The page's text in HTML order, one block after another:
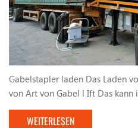
Gabelstapler laden Das Laden
von Art von Gabel l Ift Das
betrieben werden. Sein
der zulässige Raddruckwert der
WEITERLESEN